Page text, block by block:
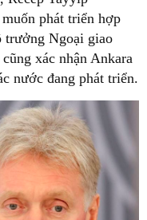
phát triển hợp
trưởng Ngoại giao
xác nhận Ankara
nước đang phát triển.